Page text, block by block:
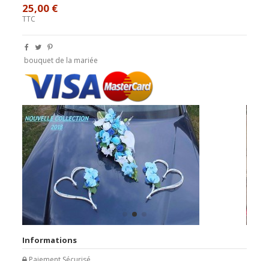
25,00 €
TTC
bouquet de la mariée
Informations